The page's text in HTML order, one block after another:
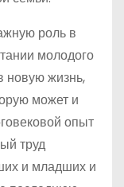
роль в
молодого
новую жизнь,
может и
опыт
труд
и младших и